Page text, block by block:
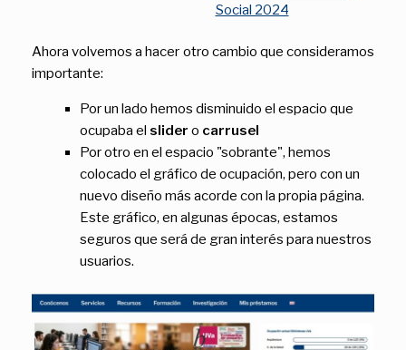
Social 2024
Ahora volvemos a hacer otro cambio que consideramos
importante:
Por un lado hemos disminuido el espacio que
ocupaba el slider o carrusel
Por otro en el espacio "sobrante", hemos
colocado el gráfico de ocupación, pero con un
nuevo diseño más acorde con la propia página.
Este gráfico, en algunas épocas, estamos
seguros que será de gran interés para nuestros
usuarios.